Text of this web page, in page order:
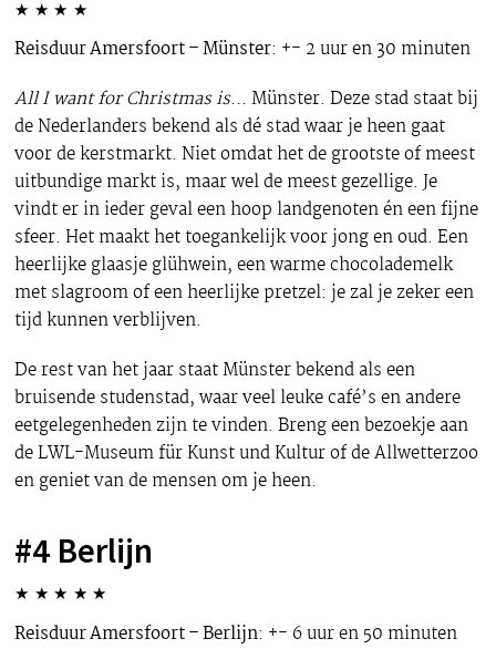
★ ★ ★ ★
Reisduur Amersfoort – Münster: +- 2 uur en 30 minuten
All I want for Christmas is… Münster. Deze stad staat bij
de Nederlanders bekend als dé stad waar je heen gaat
voor de kerstmarkt. Niet omdat het de grootste of meest
uitbundige markt is, maar wel de meest gezellige. Je
vindt er in ieder geval een hoop landgenoten én een fijne
sfeer. Het maakt het toegankelijk voor jong en oud. Een
heerlijke glaasje glühwein, een warme chocolademelk
met slagroom of een heerlijke pretzel: je zal je zeker een
tijd kunnen verblijven.
De rest van het jaar staat Münster bekend als een
bruisende studenstad, waar veel leuke café’s en andere
eetgelegenheden zijn te vinden. Breng een bezoekje aan
de LWL-Museum für Kunst und Kultur of de Allwetterzoo
en geniet van de mensen om je heen.
#4 Berlijn
★ ★ ★ ★ ★
Reisduur Amersfoort – Berlijn: +- 6 uur en 50 minuten